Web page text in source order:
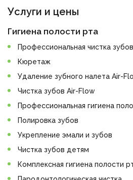
Услуги и цены
Гигиена полости рта
Профессиональная чистка зубов
Кюретаж
Удаление зубного налета Air-
Чистка зубов Air-Flow
Профессиональная гигиена
Полировка зубов
Укрепление эмали и зубов
Чистка зубов детям
Комплексная гигиена полости